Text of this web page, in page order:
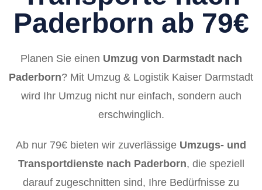
Paderborn ab 79€
Planen Sie einen Umzug von Darmstadt nach
Paderborn? Mit Umzug & Logistik Kaiser Darmstadt
wird Ihr Umzug nicht nur einfach, sondern auch
erschwinglich.
Ab nur 79€ bieten wir zuverlässige Umzugs- und
Transportdienste nach Paderborn, die speziell
darauf zugeschnitten sind, Ihre Bedürfnisse zu